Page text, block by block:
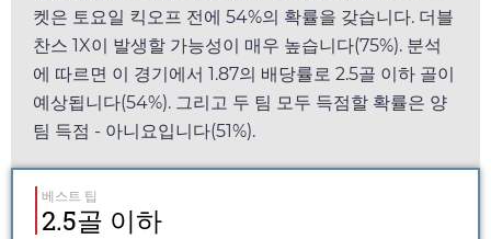
켓은 토요일 킥오프 전에 54%의 확률을 갖습니다. 더블
찬스 1X이 발생할 가능성이 매우 높습니다(75%). 분석
에 따르면 이 경기에서 1.87의 배당률로 2.5골 이하 골이
예상됩니다(54%). 그리고 두 팀 모두 득점할 확률은 양
팀 득점 - 아니요입니다(51%).
베스트 팁
2.5골 이하